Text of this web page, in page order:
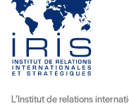
L’Institut de relations